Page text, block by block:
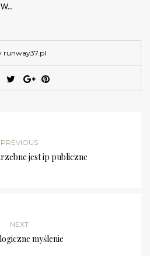
runway37.pl
PREVIOUS
jest ip publiczne
NEXT
myślenie